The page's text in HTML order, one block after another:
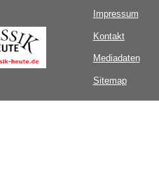
Impressum
Kontakt
Mediadaten
Sitemap